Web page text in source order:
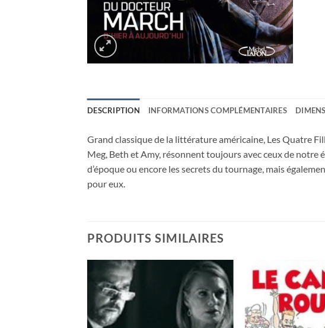
DESCRIPTION INFORMATIONS COMPLÉMENTAIRES
Grand classique de la littérature américaine, Les Quatre
Meg, Beth et Amy, résonnent toujours avec ceux de notre
d’époque ou encore les secrets du tournage, mais
pour eux.
PRODUITS SIMILAIRES